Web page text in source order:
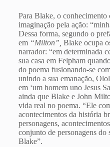
Para Blake, o conhecimento
imaginação pela ação:
Dessa forma, segundo o
em “Milton”, Blake ocupa
narrador: “em determinada
sua casa em Felpham
do poema fusionando-se
unindo a sua emanação,
em ‘um homem uno Jesus
ainda que Blake e John
vida real no poema. “Ele
acontecimentos da história
personagens,
conjunto de personagens
Blake”.